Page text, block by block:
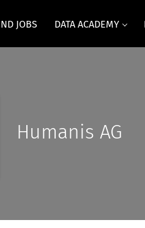
JOBS DATA ACADEMY
Humanis AG